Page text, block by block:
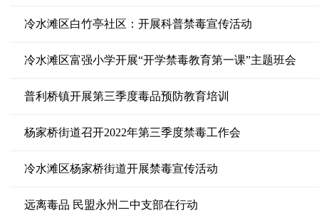
冷水滩区白竹亭社区：开展科普禁毒宣传活动
冷水滩区富强小学开展“开学禁毒教育第一课”主题班会
普利桥镇开展第三季度毒品预防教育培训
杨家桥街道召开2022年第三季度禁毒工作会
冷水滩区杨家桥街道开展禁毒宣传活动
远离毒品 民盟永州二中支部在行动